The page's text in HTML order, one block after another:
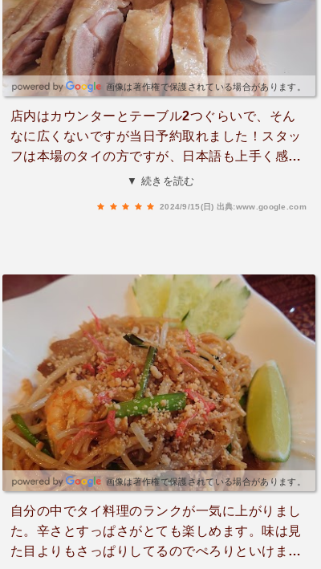
画像は著作権で保護されている場合があります。
店内はカウンターとテーブル2つぐらいで、そん
なに広くないですが当日予約取れました！スタッ
フは本場のタイの方ですが、日本語も上手く感じ
もいいですぼんじりの焼き鳥カオソーイ タイ風
でタイ料理食べたい時はおすすめです♪
▼ 続きを読む
2024/9/15(日) 出典:www.google.com
画像は著作権で保護されている場合があります。
自分の中でタイ料理のランクが一気に上がりまし
た。辛さとすっぱさがとても楽しめます。味は見
た目よりもさっぱりしてるのでぺろりといけま